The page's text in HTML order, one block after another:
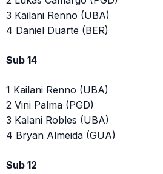
3 Kailani Renno (UBA)
4 Daniel Duarte (BER)
Sub 14
1 Kailani Renno (UBA)
2 Vini Palma (PGD)
3 Kalani Robles (UBA)
4 Bryan Almeida (GUA)
Sub 12